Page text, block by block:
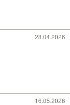
28.04.2026
16.05.2026